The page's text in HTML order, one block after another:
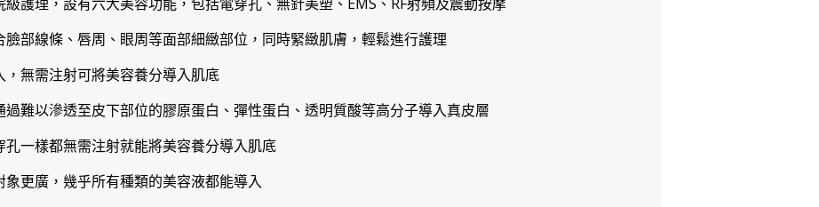
臉部線條、唇周、眼周等面部細緻部位，同時緊緻肌膚，輕鬆進行護理
，無需注射可將美容養分導入肌底
過難以滲透至皮下部位的膠原蛋白、彈性蛋白、透明質酸等高分子導入真皮層
孔一樣都無需注射就能將美容養分導入肌底
象更廣，幾乎所有種類的美容液都能導入